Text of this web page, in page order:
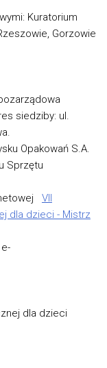
Kuratorium
Gorzowie
siedziby: ul.
Opakowań S.A.
Sprzętu
VII
dla dzieci - Mistrz
dla dzieci